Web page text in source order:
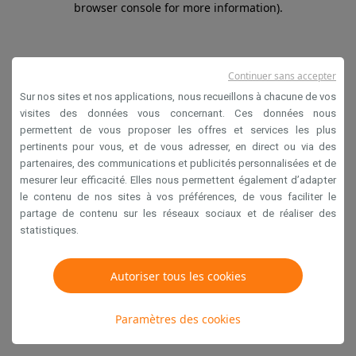
browser console for more information).
Sur nos sites et nos applications, nous recueillons à chacune de vos
visites des données vous concernant. Ces données nous
permettent de vous proposer les offres et services les plus
pertinents pour vous, et de vous adresser, en direct ou via des
partenaires, des communications et publicités personnalisées et de
mesurer leur efficacité. Elles nous permettent également d’adapter
le contenu de nos sites à vos préférences, de vous faciliter le
partage de contenu sur les réseaux sociaux et de réaliser des
statistiques.
Autoriser tous les cookies
Paramètres des cookies
Continuer sans accepter